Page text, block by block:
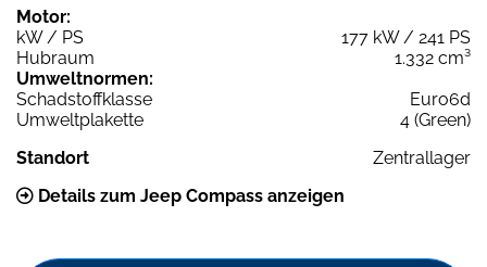
Motor:
kW / PS
177 kW / 241 PS
Hubraum
1.332 cm³
Umweltnormen:
Schadstoffklasse
Euro6d
Umweltplakette
4 (Green)
Standort
Zentrallager
Details zum Jeep Compass anzeigen